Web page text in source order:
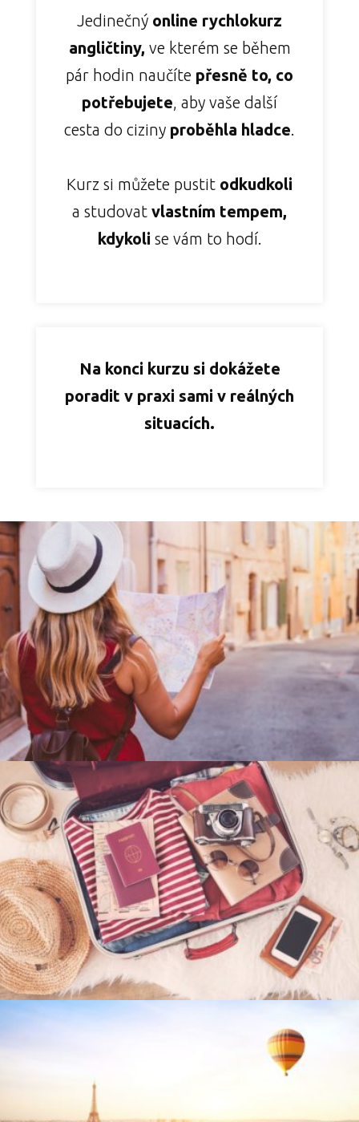
Jedinečný online rychlokurz
angličtiny, ve kterém se během
pár hodin naučíte přesně to, co
potřebujete, aby vaše další
cesta do ciziny proběhla hladce.
Kurz si můžete pustit odkudkoli
a studovat vlastním tempem,
kdykoli se vám to hodí.
Na konci kurzu si dokážete
poradit v praxi sami v reálných
situacích.